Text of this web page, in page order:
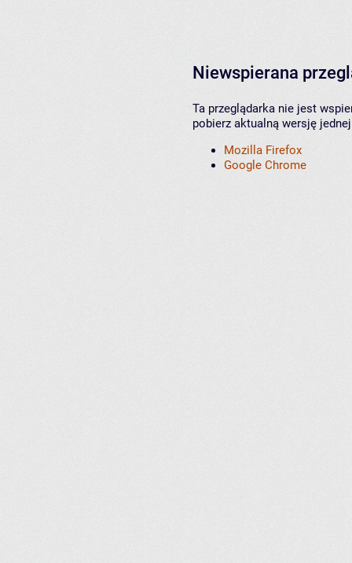
Niewspierana
Ta przeglądarka nie jest
pobierz aktualną wersję
Mozilla Firefox
Google Chrome